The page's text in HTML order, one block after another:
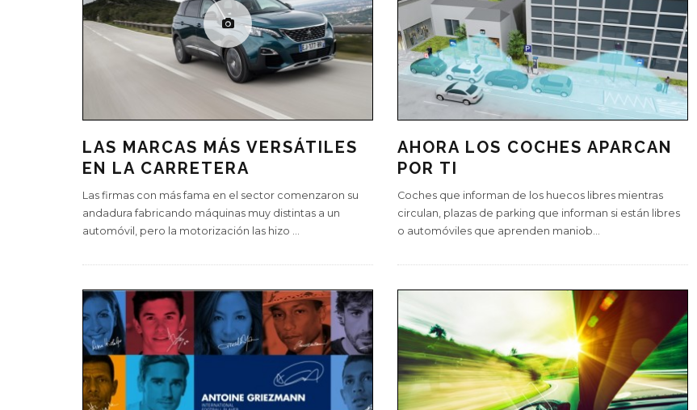
LAS MARCAS MÁS VERSÁTILES
EN LA CARRETERA
Las firmas con más fama en el sector comenzaron su
andadura fabricando máquinas muy distintas a un
automóvil, pero la motorización las hizo ...
AHORA LOS COCHES APARCAN
POR TI
Coches que informan de los huecos libres mientras
circulan, plazas de parking que informan si están libres
o automóviles que aprenden maniob...